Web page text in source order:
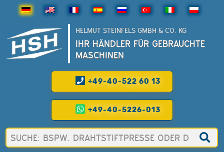
HELMUT STEINFELS GMBH & CO. KG
IHR HÄNDLER FÜR GEBRAUCHTE
MASCHINEN
+49-40-522 60 13
+49-40-5226-013